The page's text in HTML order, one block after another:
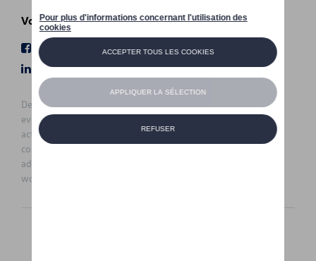
Volg Ons
Facebook
Youtube
LinkedIn
Instagram
De prijzen op deze site zijn adviesprijzen (incl. btw), exclusief
eventuele installatiekosten. Voor meer informatie over de
actuele verkoopprijs en de eventuele installatiekosten kunt u
contact opnemen met uw concessiehouder / agent. De
adviesprijzen kunnen zonder voorafgaande kennisgeving
worden gewijzigd.